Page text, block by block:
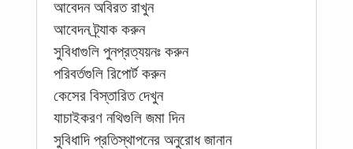
আবেদন অবিরত রাখুন
আবেদন ট্র্যাক করুন
সুবিধাগুলি পুনপ্রত্যয়নঃ করুন
পরিবর্তগুলি রিপোর্ট করুন
কেসের বিস্তারিত দেখুন
যাচাইকরণ নথিগুলি জমা দিন
সুবিধাদি প্রতিস্থাপনের অনুরোধ জানান